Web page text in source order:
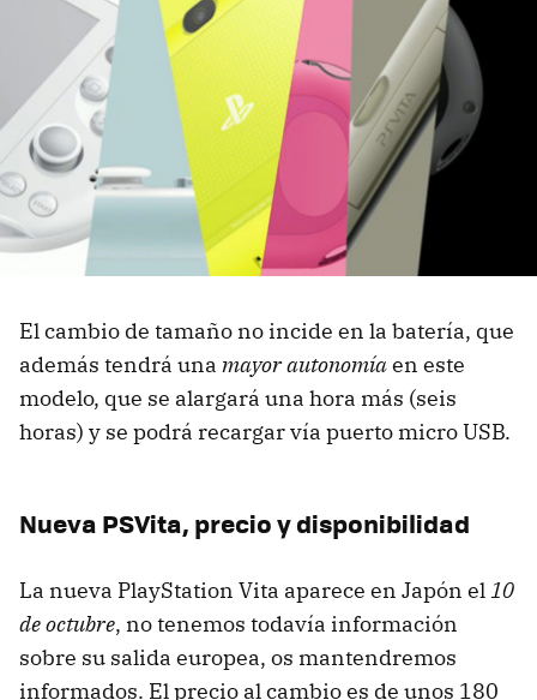
El cambio de tamaño no incide en la batería, que
además tendrá una mayor autonomíaen este
modelo, que se alargará una hora más (seis
horas) y se podrá recargar vía puerto micro USB.
Nueva PSVita, precio y disponibilidad
La nueva PlayStation Vita aparece en Japón el10
de octubre, no tenemos todavía información
sobre su salida europea, os mantendremos
informados. El precio al cambio es de unos 180